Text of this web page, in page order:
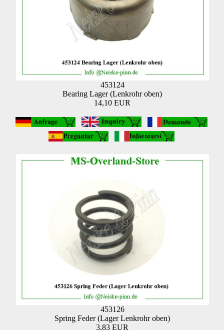
453124
Bearing Lager (Lenkrohr oben)
14,10 EUR
453126
Spring Feder (Lager Lenkrohr oben)
3,83 EUR